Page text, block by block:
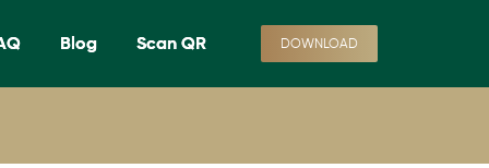
Blog Scan QR DOWNLOAD